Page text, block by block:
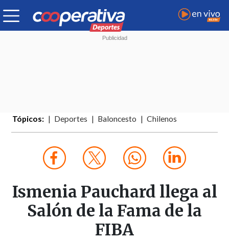
Tópicos: Deportes Baloncesto Chilenos
Ismenia Pauchard llega al
Salón de la Fama de la
FIBA